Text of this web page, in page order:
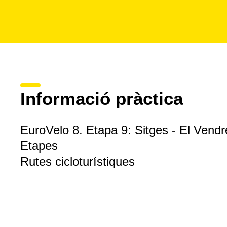
Informació pràctica
EuroVelo 8. Etapa 9: Sitges - El
Etapes
Rutes cicloturístiques